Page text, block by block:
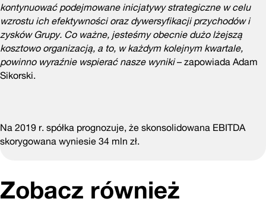
kontynuować podejmowane inicjatywy strategiczne w celu
wzrostu ich efektywności oraz dywersyfikacji przychodów i
zysków Grupy. Co ważne, jesteśmy obecnie dużo lżejszą
kosztowo organizacją, a to, w każdym kolejnym kwartale,
powinno wyraźnie wspierać nasze wyniki– zapowiada Adam
Sikorski.
Na 2019 r. spółka prognozuje, że skonsolidowana EBITDA
skorygowana wyniesie 34 mln zł.
Zobacz również